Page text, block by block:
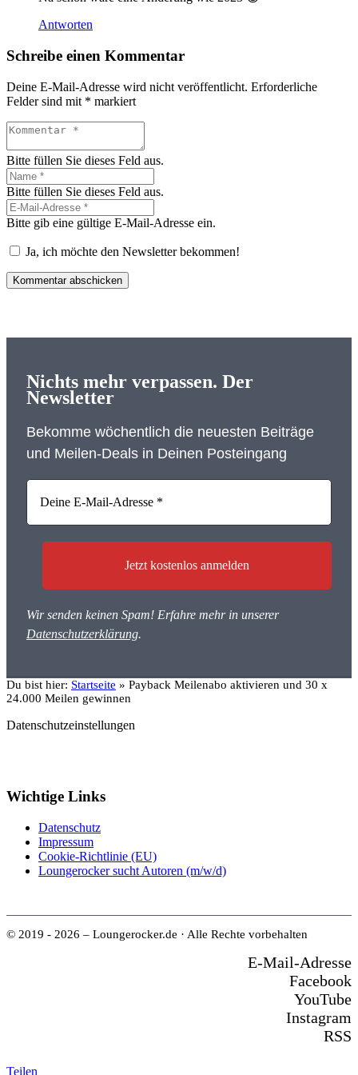
Antworten
Schreibe einen Kommentar
Deine E-Mail-Adresse wird nicht veröffentlicht. Erforderliche
Felder sind mit * markiert
Bitte füllen Sie dieses Feld aus.
Bitte füllen Sie dieses Feld aus.
Bitte gib eine gültige E-Mail-Adresse ein.
Ja, ich möchte den Newsletter bekommen!
Kommentar abschicken
Nichts mehr verpassen. Der
Newsletter
Bekomme wöchentlich die neuesten Beiträge
und Meilen-Deals in Deinen Posteingang
Wir senden keinen Spam! Erfahre mehr in unserer
Datenschutzerklärung.
Du bist hier: Startseite » Payback Meilenabo aktivieren und 30 x
24.000 Meilen gewinnen
Datenschutzeinstellungen
Wichtige Links
Datenschutz
Impressum
Cookie-Richtlinie (EU)
Loungerocker sucht Autoren (m/w/d)
© 2019 - 2026 – Loungerocker.de · Alle Rechte vorbehalten
E-Mail-Adresse
Facebook
YouTube
Instagram
RSS
Teilen